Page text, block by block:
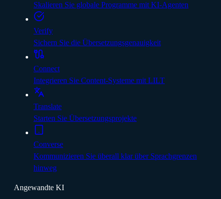
Skalieren Sie globale Programme mit KI-Agenten
Verify
Sichern Sie die Übersetzungsgenauigkeit
Connect
Integrieren Sie Content-Systeme mit LILT
Translate
Starten Sie Übersetzungsprojekte
Converse
Kommunizieren Sie überall klar über Sprachgrenzen
hinweg
Angewandte KI